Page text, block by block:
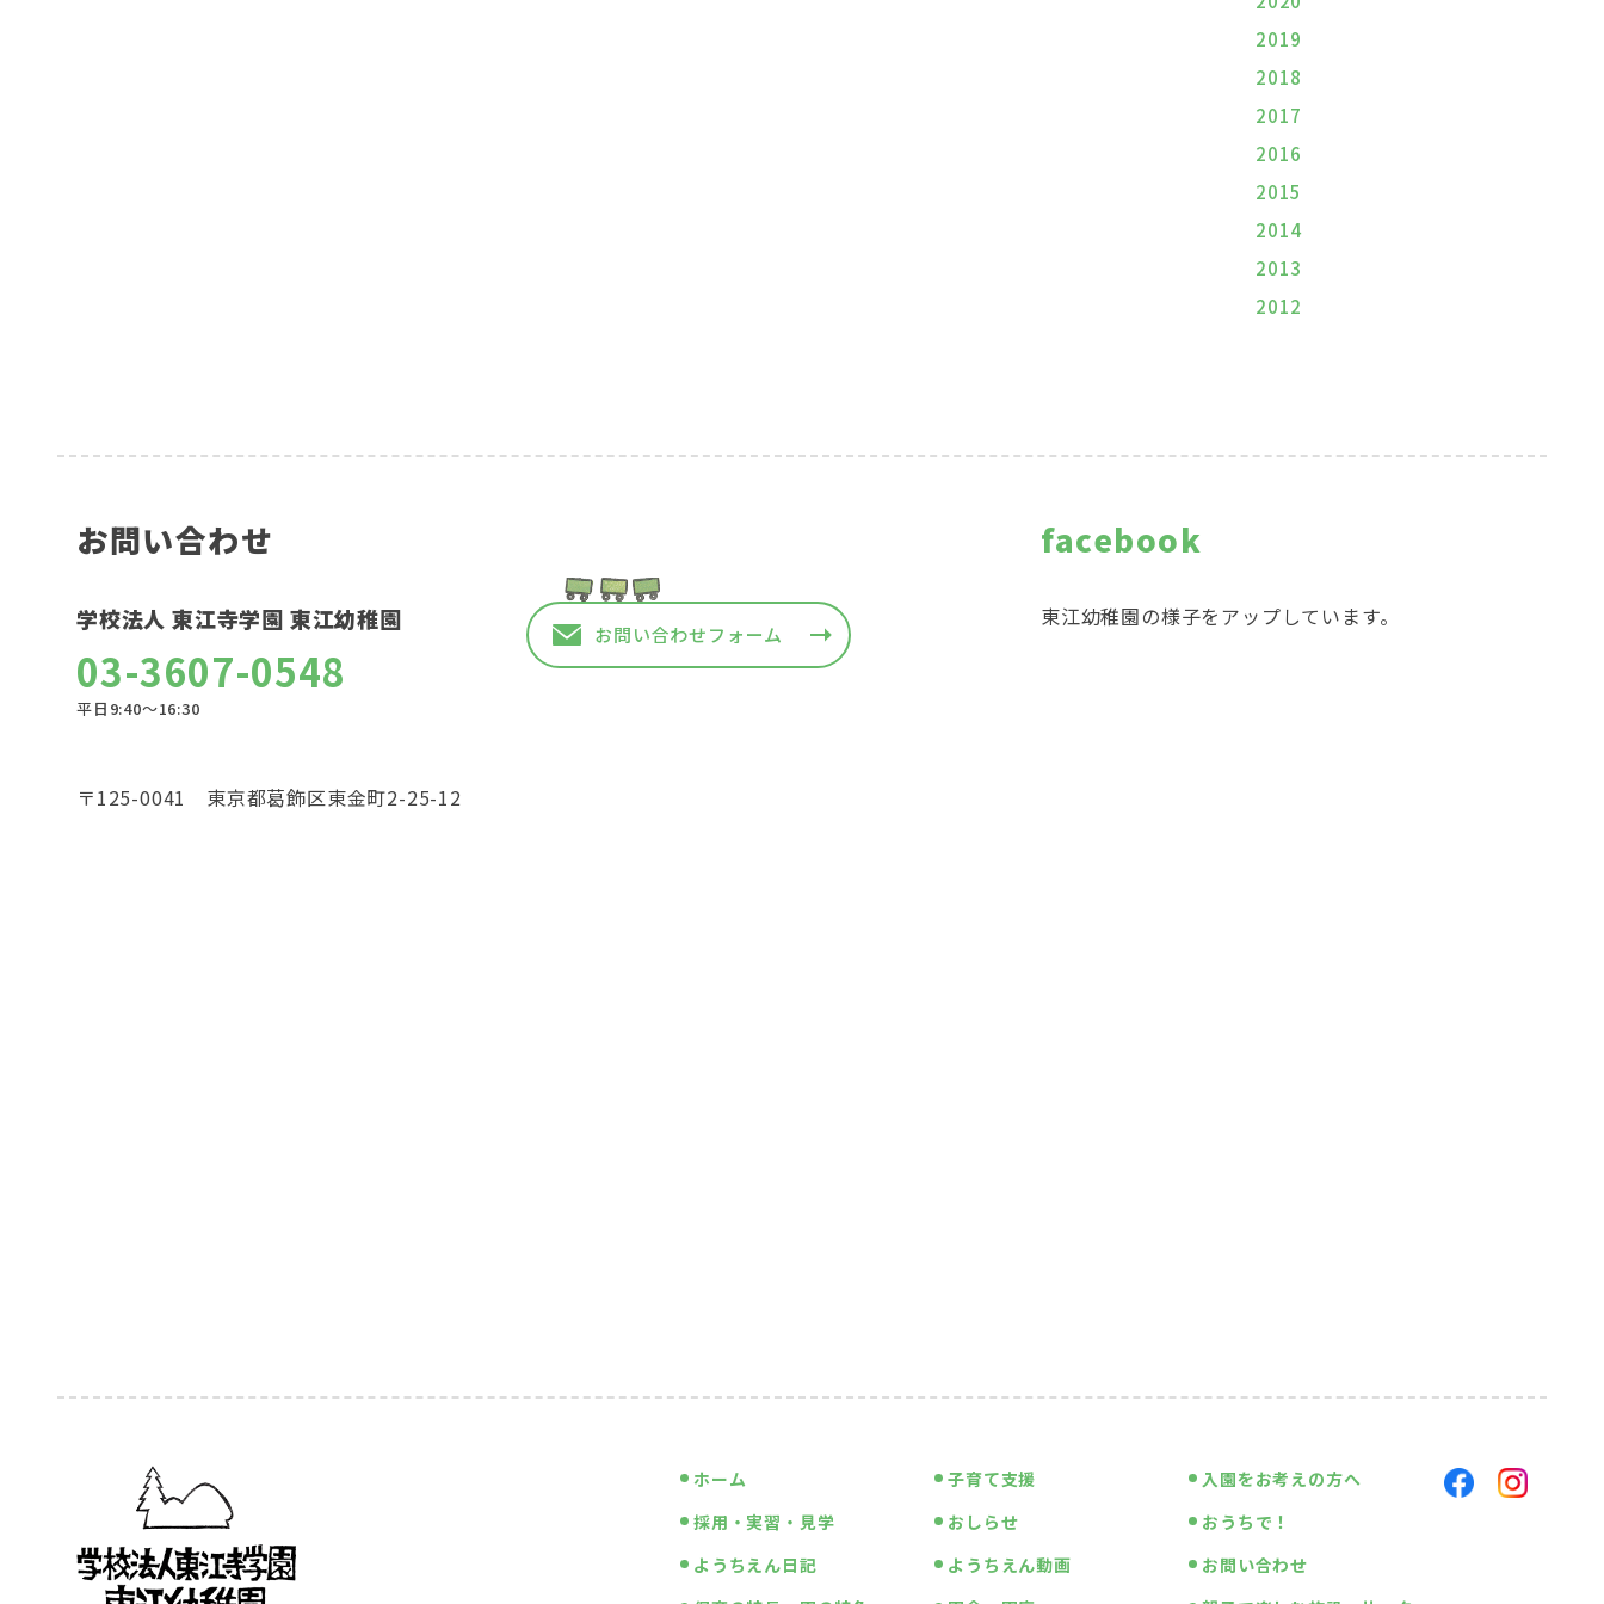
2019
2018
2017
2016
2015
2014
2013
2012
お問い合わせ
学校法人 東江寺学園 東江幼稚園
03-3607-0548
平日9:40〜16:30
お問い合わせフォーム
〒125-0041 東京都葛飾区東金町2-25-12
facebook
東江幼稚園の様子をアップしています。
ホーム 子育て支援
入園をお考えの方へ
採用・実習・見学
おしらせ
おうちで！
ようちえん日記
ようちえん動画
お問い合わせ